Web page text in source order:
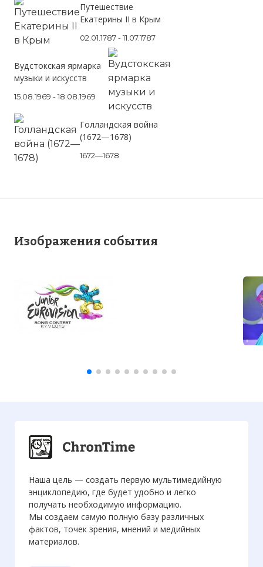
Путешествие
Екатерины II в Крым
02.01.1787 - 11.07.1787
Вудстокская ярмарка
музыки и искусств
15.08.1969 - 18.08.1969
Голландская война
(1672—1678)
1672—1678
Изображения события
Наша цель — создать первую мультимедийную
энциклопедию, где будет удобно и легко
получать необходимую информацию.
Мы создаем самую полную базу различных
фактов, точек зрения, мнений и медийных
материалов.